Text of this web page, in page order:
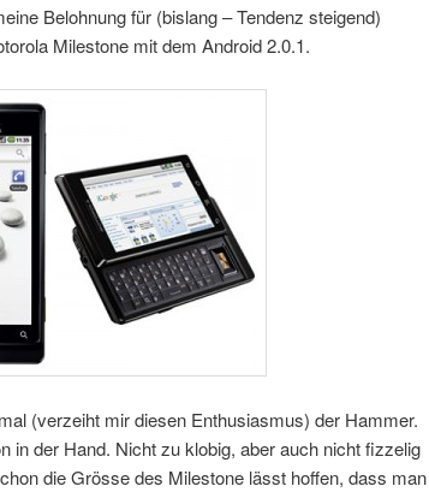
Belohnung für (bislang – Tendenz steigend)
Milestone mit dem Android 2.0.1.
(verzeiht mir diesen Enthusiasmus) der Hammer.
in der Hand. Nicht zu klobig, aber auch nicht fizzelig
die Grösse des Milestone lässt hoffen, dass man